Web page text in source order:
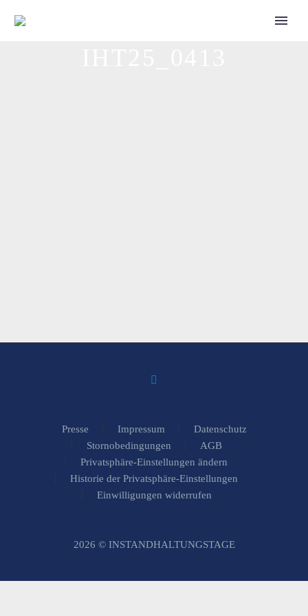
Presse Impressum
Datenschutz
Stornobedingungen
AGB
Privatsphäre-Einstellungen ändern
Historie der Privatsphäre-Einstellungen
Einwilligungen widerrufen
2026 © INSTANDHALTUNGSTAGE